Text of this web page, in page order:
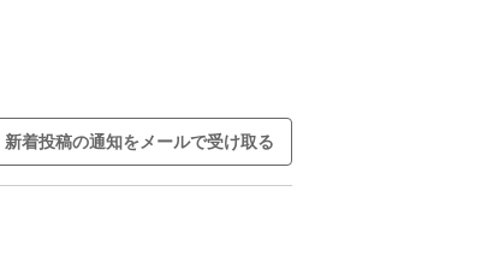
新着投稿の通知をメールで受け取る